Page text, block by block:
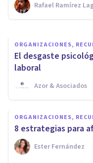
Rafael Ramírez
Xavier Molina
ORGANIZACIONES,
El desgaste
laboral
Azor & Asociados
ORGANIZACIONES,
8 estrategias para
Ester Fernández